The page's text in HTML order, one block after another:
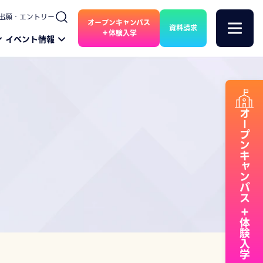
願・エントリー
イベント情報
オープンキャンパス
＋体験入学
資料請求
オープンキャンパス
＋体験入学